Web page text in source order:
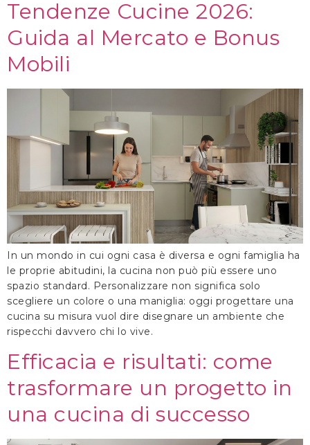
Tendenze Cucine 2026:
Guida al Mercato e Bonus
Mobili
In un mondo in cui ogni casa è diversa e ogni famiglia ha
le proprie abitudini, la cucina non può più essere uno
spazio standard. Personalizzare non significa solo
scegliere un colore o una maniglia: oggi progettare una
cucina su misura vuol dire disegnare un ambiente che
rispecchi davvero chi lo vive.
Efficacia e risultati: come
trasformare un progetto in
una cucina di successo